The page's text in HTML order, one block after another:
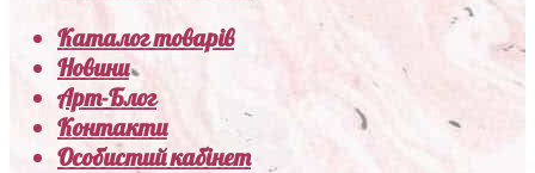
Каталог товарів
Новини
Арт-Блог
Контакти
Особистий кабінет